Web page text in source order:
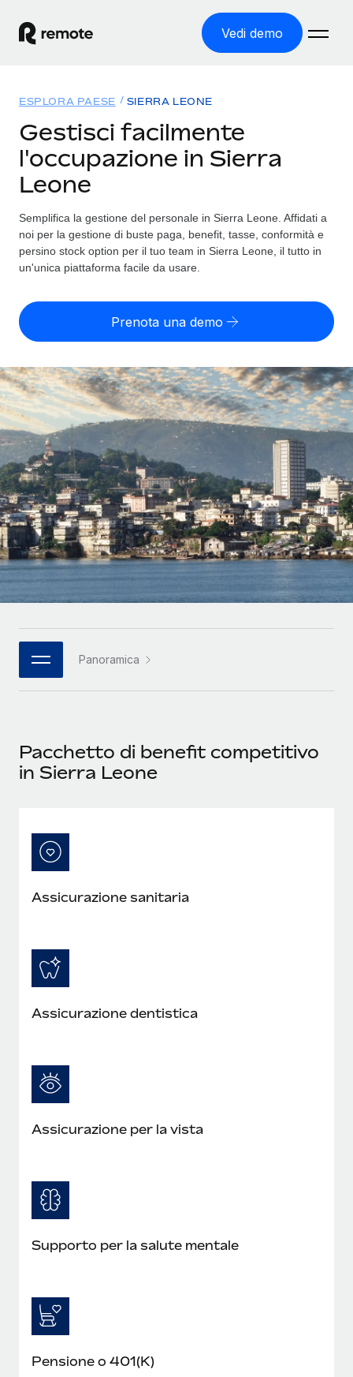
Vedi demo
ASSUMI NEL MONDO
Global Payroll
Employer of Record
Espanditi con zero costi di entità locale
Chiedi a un esperto
Affidati agli esperti per la gestione HR e la
compliance globale
Soluzioni
Ricerca paesi
Trova i servizi di supporto all’impiego per ogni Paese
Confronta Remote
Partner tecnologici strategici
Integra l'HR globale nella tua piattaforma in modo
flessibile
CASE STUDIES
Tariffe
Italiano
English
Nederlands
Français
Deutsch
Español
Italiano
Português (Portugal)
日本語
Login
ESPLORA PAESE SIERRA LEONE
Gestisci facilmente
l'occupazione in Sierra
Leone
Semplifica la gestione del personale in Sierra Leone. Affidati a
noi per la gestione di buste paga, benefit, tasse, conformità e
persino stock option per il tuo team in Sierra Leone, il tutto in
un'unica piattaforma facile da usare.
Prenota una demo
Panoramica
Pacchetto di benefit competitivo
in Sierra Leone
Assicurazione sanitaria
Assicurazione dentistica
Assicurazione per la vista
Supporto per la salute mentale
Pensione o 401(K)